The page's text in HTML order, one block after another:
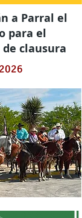
a Parral el
para el
clausura